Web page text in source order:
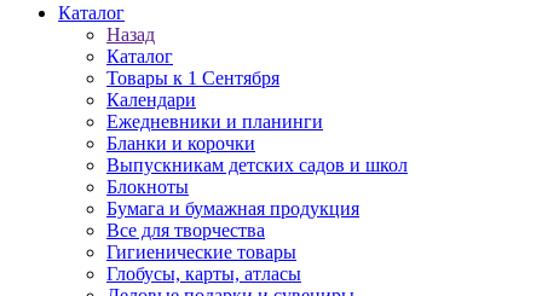
Каталог
Назад
Каталог
Товары к 1 Сентября
Календари
Ежедневники и планинги
Бланки и корочки
Выпускникам детских садов и школ
Блокноты
Бумага и бумажная продукция
Все для творчества
Гигиенические товары
Глобусы, карты, атласы